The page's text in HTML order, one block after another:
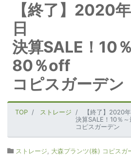
【終了】2020
日
決算SALE！10
80％off
コピスガーデン
TOP ストレージ
【終了】2020
決算SALE！10％
コピスガーデン
ストレージ 大森プランツ(株) コピスガ